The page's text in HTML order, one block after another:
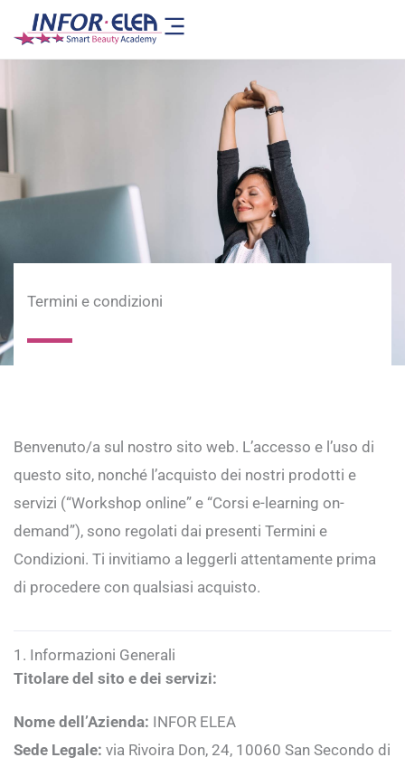
Termini e condizioni
Benvenuto/a sul nostro sito web. L’accesso e l’uso di
questo sito, nonché l’acquisto dei nostri prodotti e
servizi (“Workshop online” e “Corsi e-learning on-
demand”), sono regolati dai presenti Termini e
Condizioni. Ti invitiamo a leggerli attentamente prima
di procedere con qualsiasi acquisto.
1. Informazioni Generali
Titolare del sito e dei servizi:
Nome dell’Azienda: INFOR ELEA
Sede Legale: via Rivoira Don, 24, 10060 San Secondo di